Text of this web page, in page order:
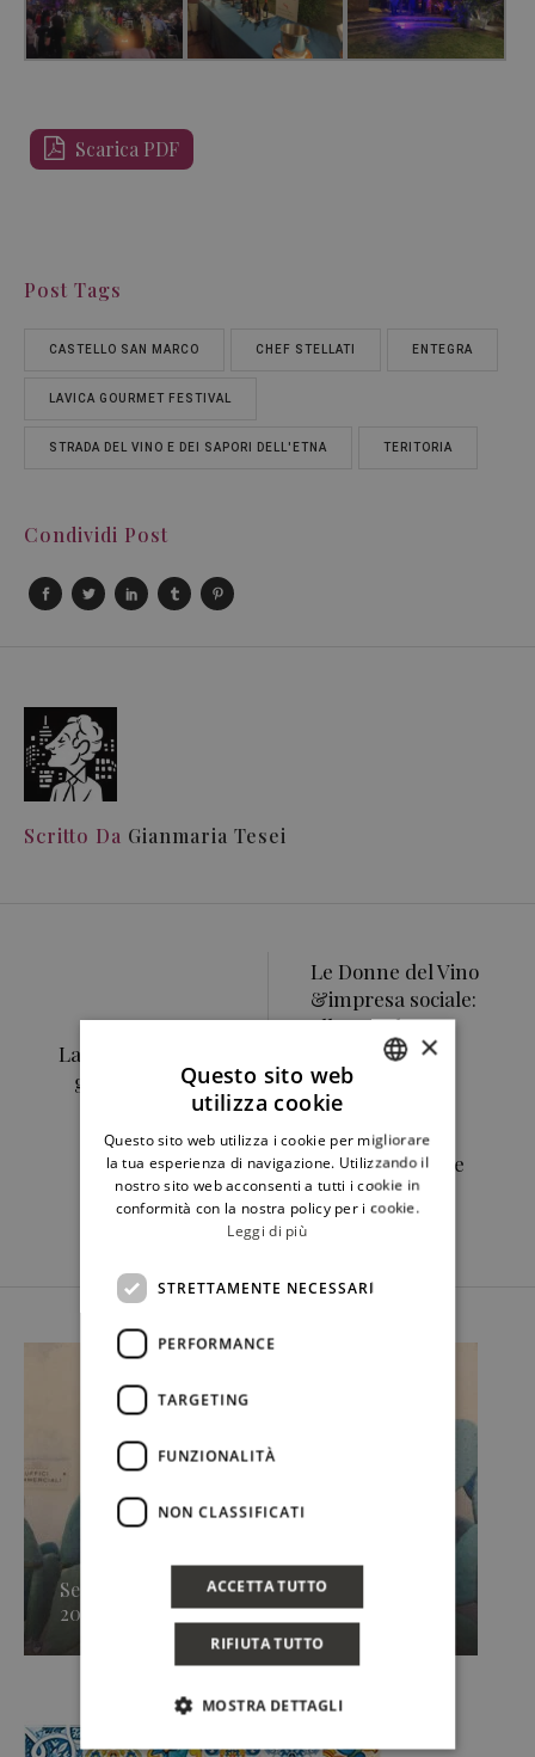
Scarica PDF
Post Tags
CASTELLO SAN MARCO CHEF STELLATI ENTEGRA
LAVICA GOURMET FESTIVAL
STRADA DEL VINO E DEI SAPORI DELL'ETNA TERITORIA
Condividi Post
Scritto Da Gianmaria Tesei
Lavica e l'Etna, tre
giorni tra cucina
d'autore, vino e
ospitalità
Le Donne del Vino
&impresa sociale:
alle Cuoche
combattenti il
premio "Cibo
inclusione e
dignità"
dell'associazione
nazionale Le
Donne del Vino
Secondo approdo di Sicilia en Primeur
2026, Caruso & Minini »
ENGLISH
×
Questo sito web
utilizza cookie
Questo sito web utilizza i cookie per migliorare
la tua esperienza di navigazione. Utilizzando il
nostro sito web acconsenti a tutti i cookie in
conformità con la nostra policy per i cookie.
Leggi di più
STRETTAMENTE NECESSARI
PERFORMANCE
TARGETING
FUNZIONALITÀ
NON CLASSIFICATI
ACCETTA TUTTO
RIFIUTA TUTTO
MOSTRA DETTAGLI